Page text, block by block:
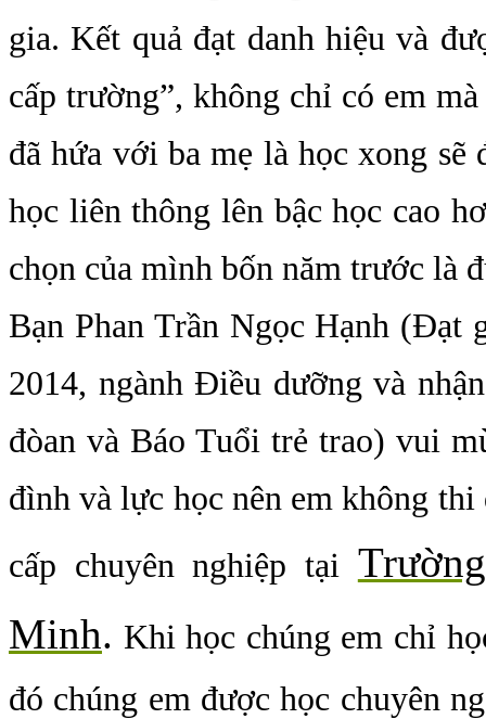
gia. Kết quả đạt danh hiệu và
cấp trường”, không chỉ có em
đã hứa với ba mẹ là học xong
học liên thông lên bậc học cao
chọn của mình bốn năm trước là
Bạn Phan Trần Ngọc Hạnh (Đạt
2014, ngành Điều dưỡng và
đòan và Báo Tuổi trẻ trao) vui
đình và lực học nên em không
cấp chuyên nghiệp tại
Minh. Khi học chúng em chỉ
đó chúng em được học chuyên